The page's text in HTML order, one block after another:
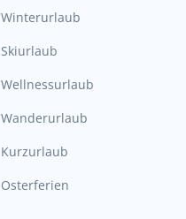
Winterurlaub
Skiurlaub
Wellnessurlaub
Wanderurlaub
Kurzurlaub
Osterferien